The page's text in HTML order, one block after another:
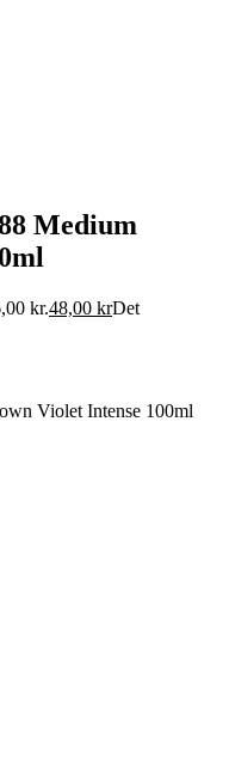
Medium
kr.48,00 krDet
Violet Intense 100ml